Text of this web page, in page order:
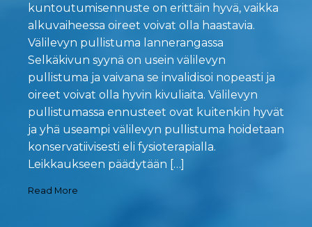
kuntoutumisennuste on erittäin hyvä, vaikka
alkuvaiheessa oireet voivat olla haastavia.
Välilevyn pullistuma lannerangassa
Selkäkivun syynä on usein välilevyn
pullistuma ja vaivana se invalidisoi nopeasti ja
oireet voivat olla hyvin kivuliaita. Välilevyn
pullistumassa ennusteet ovat kuitenkin hyvät
ja yhä useampi välilevyn pullistuma hoidetaan
konservatiivisesti eli fysioterapialla.
Leikkaukseen päädytään […]
Read More